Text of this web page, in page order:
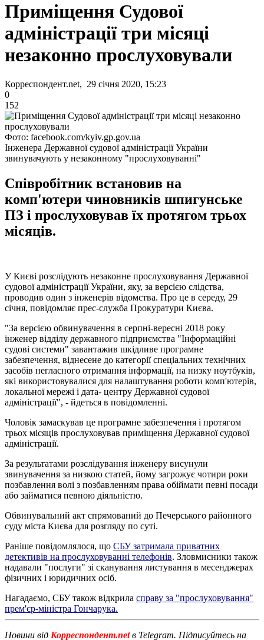
Приміщення Судової
адміністрації три місяці
незаконно прослуховували
Корреспондент.net, 29 січня 2020, 15:23
0
152
Фото: facebook.com/kyiv.gp.gov.ua
Інженера Державної судової адміністрації України
звинувачують у незаконному "прослуховуванні"
Співробітник встановив на
комп'ютери чиновників шпигунське
ПЗ і прослуховував їх протягом трьох
місяців.
У Києві розслідують незаконне прослуховування Державної
судової адміністрації України, яку, за версією слідства,
проводив один з інженерів відомства. Про це в середу, 29
січня, повідомляє прес-служба Прокуратури Києва.
"За версією обвинувачення в серпні-вересні 2018 року
інженер відділу державного підприємства "Інформаційні
судові системи" завантажив шкідливе програмне
забезпечення, віднесене до категорії спеціальних технічних
засобів негласного отримання інформації, на низку ноутбуків,
які використовувалися для налаштування роботи комп'ютерів,
локальної мережі і дата- центру Державної судової
адміністрації", - йдеться в повідомленні.
Чоловік замаскував це програмне забезпечення і протягом
трьох місяців прослуховував приміщення Державної судової
адміністрації.
За результатами розслідування інженеру висунули
звинувачення за низкою статей, йому загрожує чотири роки
позбавлення волі з позбавленням права обіймати певні посади
або займатися певною діяльністю.
Обвинувальний акт спрямований до Печерського районного
суду міста Києва для розгляду по суті.
Раніше повідомлялося, що СБУ затримала приватних
детективів на прослуховуванні телефонів. Зловмисники також
надавали "послуги" зі сканування листування в месенджерах
фізичних і юридичних осіб.
Нагадаємо, СБУ також відкрила справу за "прослуховування"
прем'єр-міністра Гончарука.
Новини від Корреспондент.netв Telegram. Підписуйтесь на